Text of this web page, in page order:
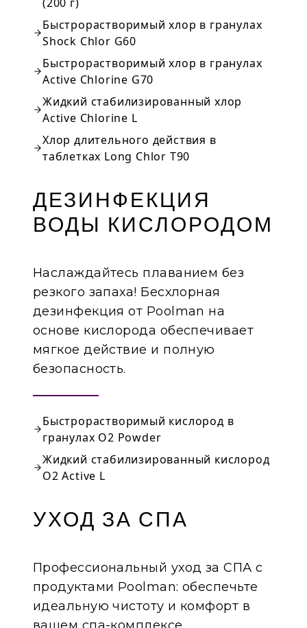
Быстрорастворимый хлор в гранулах
Shock Chlor G60
Быстрорастворимый хлор в гранулах
Active Chlorine G70
Жидкий стабилизированный хлор
Active Chlorine L
Хлор длительного действия в
таблетках Long Chlor T90
ДЕЗИНФЕКЦИЯ
ВОДЫ КИСЛОРОДОМ
Наслаждайтесь плаванием без
резкого запаха! Бесхлорная
дезинфекция от Poolman на
основе кислорода обеспечивает
мягкое действие и полную
безопасность.
Быстрорастворимый кислород в
гранулах O2 Powder
Жидкий стабилизированный кислород
O2 Active L
УХОД ЗА СПА
Профессиональный уход за СПА с
продуктами Poolman: обеспечьте
идеальную чистоту и комфорт в